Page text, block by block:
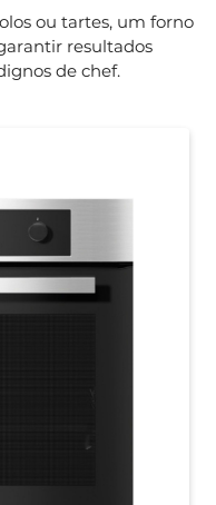
ou tartes, um forno
resultados
de chef.